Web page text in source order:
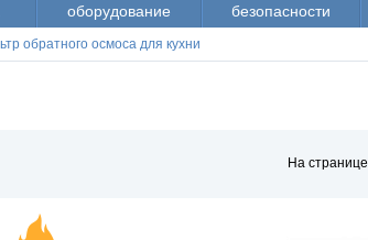
оборудование
безопасности
обратного осмоса для кухни
На странице